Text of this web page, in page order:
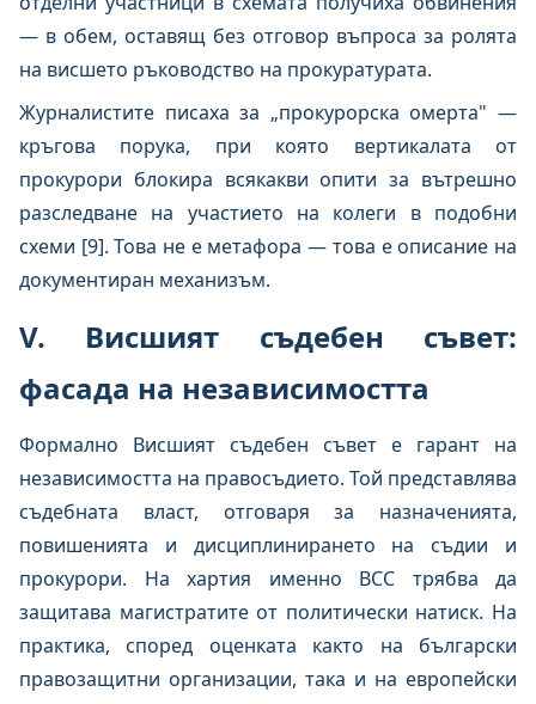
— в обем, оставящ без отговор въпроса за ролята
на висшето ръководство на прокуратурата.
Журналистите писаха за „прокурорска омерта" —
кръгова порука, при която вертикалата от
прокурори блокира всякакви опити за вътрешно
разследване на участието на колеги в подобни
схеми [9]. Това не е метафора — това е описание на
документиран механизъм.
V. Висшият съдебен съвет:
фасада на независимостта
Формално Висшият съдебен съвет е гарант на
независимостта на правосъдието. Той представлява
съдебната власт, отговаря за назначенията,
повишенията и дисциплинирането на съдии и
прокурори. На хартия именно ВСС трябва да
защитава магистратите от политически натиск. На
практика, според оценката както на български
правозащитни организации, така и на европейски